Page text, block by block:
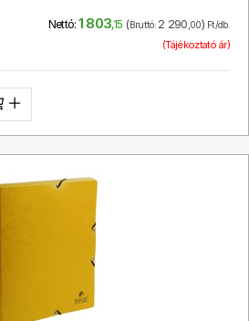
Nettó: 1 803,15 (Bruttó:2 290,00) Ft/db.
(Tájékoztató ár)